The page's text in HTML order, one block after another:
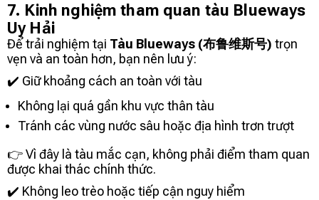
7. Kinh nghiệm tham quan tàu Blueways
Uy Hải
Để trải nghiệm tại Tàu Blueways (布鲁维斯号) trọn
vẹn và an toàn hơn, bạn nên lưu ý:
✔️ Giữ khoảng cách an toàn với tàu
Không lại quá gần khu vực thân tàu
Tránh các vùng nước sâu hoặc địa hình trơn trượt
👉 Vì đây là tàu mắc cạn, không phải điểm tham quan
được khai thác chính thức.
✔️ Không leo trèo hoặc tiếp cận nguy hiểm